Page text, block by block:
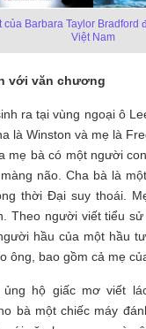
của Barbara Taylor Bradford
Việt Nam
với văn chương
ra tại vùng ngoại ô
là Winston và mẹ là
mẹ bà có một người
não. Cha bà là
thời Đại suy thoái.
Theo người viết tiểu
hầu của một hầu
ông, bao gồm cả mẹ
hộ giấc mơ viết
bà một chiếc máy